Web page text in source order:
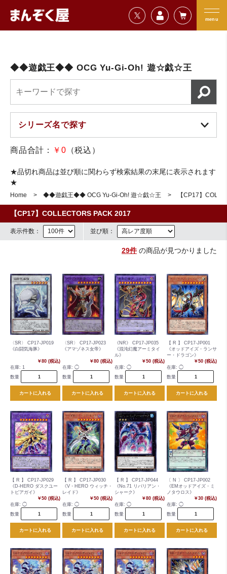
=================================
menu
まんぞく屋 格安TCG通販
◆◆遊戯王◆◆ OCG Yu-Gi-Oh! 遊☆戯☆王
商品合計： ￥0 （税込）
★品切れ商品は並び順に関わらず検索結果の末尾に表示されます
★
Home ◆◆遊戯王◆◆ OCG Yu-Gi-Oh! 遊☆戯☆王 【CP17】
【CP17】COLLECTORS PACK 2017
表示件数： 並び順：
29件の商品が見つかりました
〈SR〉 CP17-JP019
《白闘気海豚》
￥80 (税込)
在庫: 1
数量
カートに入れる
〈SR〉 CP17-JP023
《アマゾネス女帝》
￥80 (税込)
在庫: ◯
数量
カートに入れる
《NR》 CP17-JP035
《混沌幻魔アーミタイ
ル》
￥50 (税込)
在庫: ◯
数量
カートに入れる
【 R 】 CP17-JP001
《オッドアイズ・ランサ
ー・ドラゴン》
￥50 (税込)
在庫: ◯
数量
カートに入れる
【 R 】 CP17-JP029
《D-HERO ダスクユー
トピアガイ》
￥50 (税込)
在庫: ◯
数量
カートに入れる
【 R 】 CP17-JP030
《V・HERO ウィッチ・
レイド》
￥50 (税込)
在庫: ◯
数量
カートに入れる
【 R 】 CP17-JP044
《No.71 リバリアン・
シャーク》
￥80 (税込)
在庫: ◯
数量
カートに入れる
〔 N 〕 CP17-JP002
《EMオッドアイズ・ミ
ノタウロス》
￥30 (税込)
在庫: ◯
数量
カートに入れる